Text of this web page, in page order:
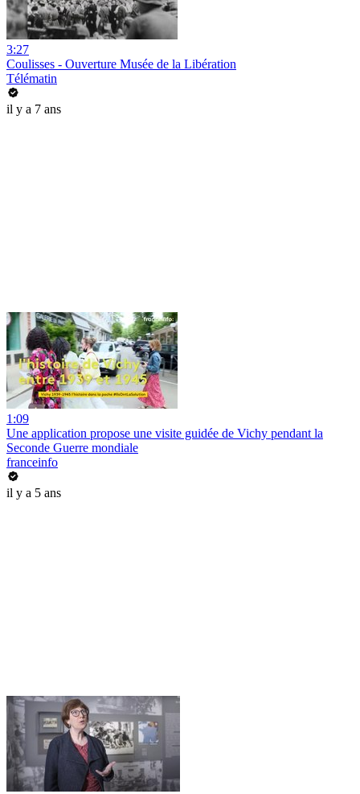
3:27
Coulisses - Ouverture Musée de la Libération
Télématin
il y a 7 ans
1:09
Une application propose une visite guidée de Vichy pendant la
Seconde Guerre mondiale
franceinfo
il y a 5 ans